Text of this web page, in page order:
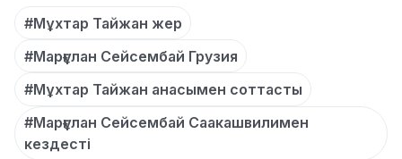
#Мұхтар Тайжан жер
#Марғұлан Сейсембай Грузия
#Мұхтар Тайжан анасымен соттасты
#Марғұлан Сейсембай Саакашвилимен
кездесті